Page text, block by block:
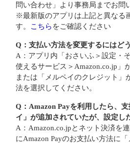
問い合わせ」より事務局までお問
※最新版のアプリは上記と異なる
す。
こちら をご確認ください
Q：支払い方法を変更するにはど
A：アプリ内「おさいふ＞設定・
使えるサービス＞Amazon.co.jp」
または「メルペイのクレジット」
法を選択してください。
Q：Amazon Payを利用したら、
イ」が追加されていたが、設定し
A：Amazon.co.jpとネット決済を
にAmazon Payのお支払い方法に